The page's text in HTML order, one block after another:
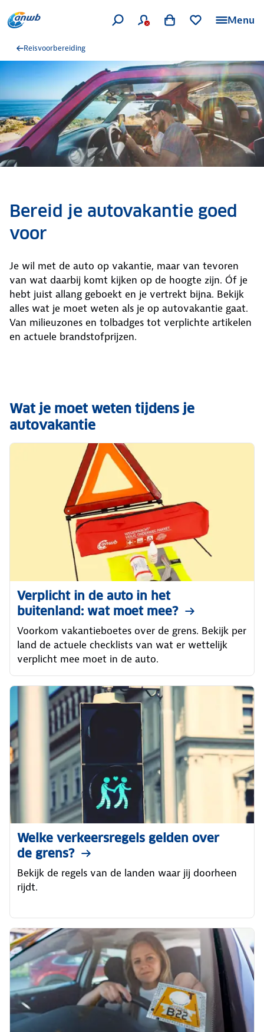
Menu
Reisvoorbereiding
Bereid je autovakantie goed
voor
Je wil met de auto op vakantie, maar van tevoren
van wat daarbij komt kijken op de hoogte zijn. Óf je
hebt juist allang geboekt en je vertrekt bijna. Bekijk
alles wat je moet weten als je op autovakantie gaat.
Van milieuzones en tolbadges tot verplichte artikelen
en actuele brandstofprijzen.
Wat je moet weten tijdens je
autovakantie
Verplicht in de auto in het
buitenland: wat moet mee?
Voorkom vakantieboetes over de grens. Bekijk per
land de actuele checklists van wat er wettelijk
verplicht mee moet in de auto.
Welke verkeersregels gelden over
de grens?
Bekijk de regels van de landen waar jij doorheen
rijdt.